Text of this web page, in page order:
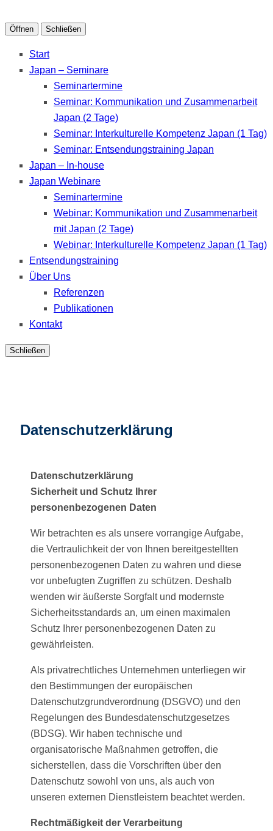
Öffnen Schließen
Start
Japan – Seminare
Seminartermine
Seminar: Kommunikation und Zusammenarbeit
Japan (2 Tage)
Seminar: Interkulturelle Kompetenz Japan (1 Tag)
Seminar: Entsendungstraining Japan
Japan – In-house
Japan Webinare
Seminartermine
Webinar: Kommunikation und Zusammenarbeit
mit Japan (2 Tage)
Webinar: Interkulturelle Kompetenz Japan (1 Tag)
Entsendungstraining
Über Uns
Referenzen
Publikationen
Kontakt
Schließen
Datenschutzerklärung
Datenschutzerklärung
Sicherheit und Schutz Ihrer
personenbezogenen Daten
Wir betrachten es als unsere vorrangige Aufgabe,
die Vertraulichkeit der von Ihnen bereitgestellten
personenbezogenen Daten zu wahren und diese
vor unbefugten Zugriffen zu schützen. Deshalb
wenden wir äußerste Sorgfalt und modernste
Sicherheitsstandards an, um einen maximalen
Schutz Ihrer personenbezogenen Daten zu
gewährleisten.
Als privatrechtliches Unternehmen unterliegen wir
den Bestimmungen der europäischen
Datenschutzgrundverordnung (DSGVO) und den
Regelungen des Bundesdatenschutzgesetzes
(BDSG). Wir haben technische und
organisatorische Maßnahmen getroffen, die
sicherstellen, dass die Vorschriften über den
Datenschutz sowohl von uns, als auch von
unseren externen Dienstleistern beachtet werden.
Rechtmäßigkeit der Verarbeitung